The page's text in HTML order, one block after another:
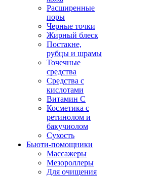
Расширенные
поры
Черные точки
Жирный блеск
Постакне,
рубцы и шрамы
Точечные
средства
Средства с
кислотами
Витамин С
Косметика с
ретинолом и
бакучиолом
Сухость
Бьюти-помощники
Массажеры
Мезороллеры
Для очищения